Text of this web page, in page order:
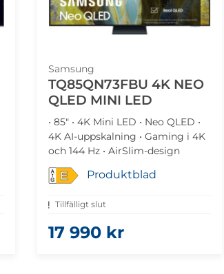
Samsung
TQ85QN73FBU 4K NEO
QLED MINI LED
• 85" • 4K Mini LED • Neo QLED •
4K AI-uppskalning • Gaming i 4K
och 144 Hz • AirSlim-design
E Produktblad
Tillfälligt slut
17 990 kr